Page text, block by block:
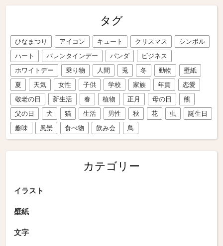
タグ
ひなまつり アイコン キュート クリスマス
シンボル
ハート
バレンタインデー パンダ
ビジネス
ホワイトデー
乗り物 人間 兎 冬 動物
壁紙
夏
天気 女性 子供 学校 家族 年賀
恋愛
敬老の日
新生活 春 植物 正月 母の日
熊
父の日
犬 猫 生活 男性 秋 花 虫
誕生日
趣味
風景 食べ物 飲み会 鳥
カテゴリー
イラスト
壁紙
文字